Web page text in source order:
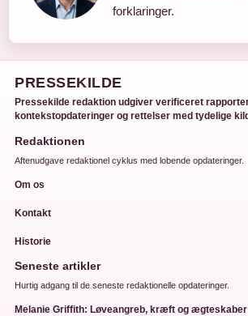
forklaringer.
PRESSEKILDE
Pressekilde redaktion udgiver verificeret
kontekstopdateringer og rettelser med tydelige
Redaktionen
Aftenudgave redaktionel cyklus med lobende opdateringer.
Om os
Kontakt
Historie
Seneste artikler
Hurtig adgang til de seneste redaktionelle opdateringer.
Melanie Griffith: Løveangreb, kræft og